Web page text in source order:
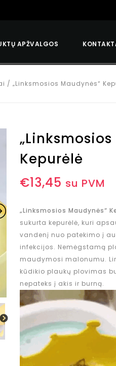
APŽVALGOS
/ „Linksmosios Maudynės“
Kepurėlė
€13,45 su PVM
„Linksmosios Maudynės“
sukurta kepurėlė, kuri
vandenį nuo patekimo į
infekcijos. Nemėgstamą
maudymosi malonumu.
kūdikio plaukų plovimas
nepateks į akis ir burną.